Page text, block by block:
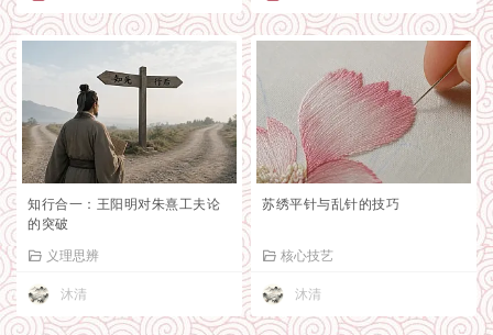
知行合一：王阳明对朱熹工夫论
的突破
义理思辨
沐清
苏绣平针与乱针的技巧
核心技艺
沐清